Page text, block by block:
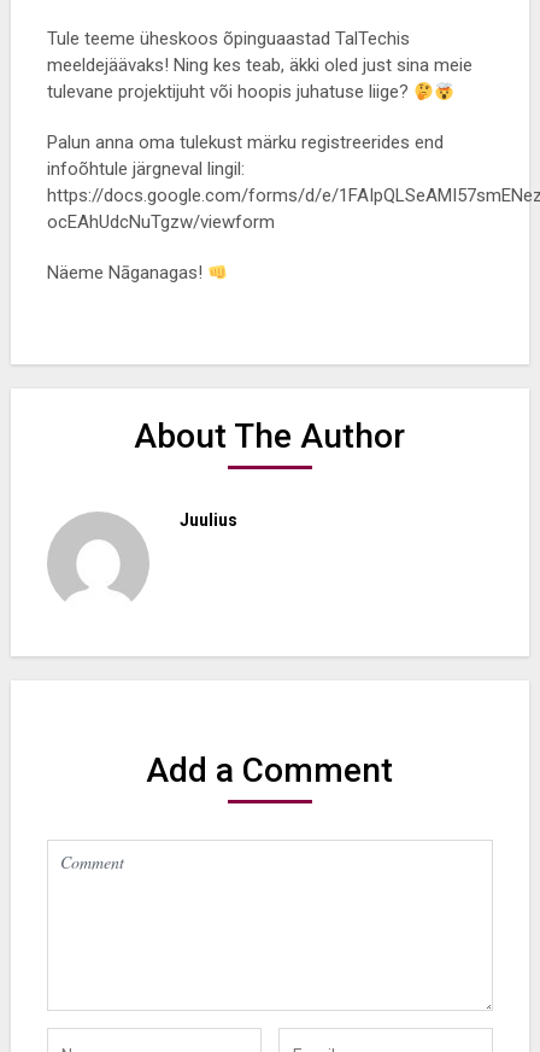
Tule teeme üheskoos õpinguaastad TalTechis
meeldejäävaks! Ning kes teab, äkki oled just sina meie
tulevane projektijuht või hoopis juhatuse liige?
Palun anna oma tulekust märku registreerides end
infoõhtule järgneval lingil:
https://docs.google.com/forms/d/e/
ocEAhUdcNuTgzw/viewform
Näeme Nāganagas!
About The Author
Juulius
Add a Comment